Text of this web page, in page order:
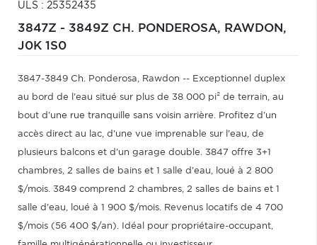
ULS : 25352435
3847Z - 3849Z CH. PONDEROSA, RAWDON,
J0K 1S0
3847-3849 Ch. Ponderosa, Rawdon -- Exceptionnel duplex
au bord de l'eau situé sur plus de 38 000 pi² de terrain, au
bout d'une rue tranquille sans voisin arrière. Profitez d'un
accès direct au lac, d'une vue imprenable sur l'eau, de
plusieurs balcons et d'un garage double. 3847 offre 3+1
chambres, 2 salles de bains et 1 salle d'eau, loué à 2 800
$/mois. 3849 comprend 2 chambres, 2 salles de bains et 1
salle d'eau, loué à 1 900 $/mois. Revenus locatifs de 4 700
$/mois (56 400 $/an). Idéal pour propriétaire-occupant,